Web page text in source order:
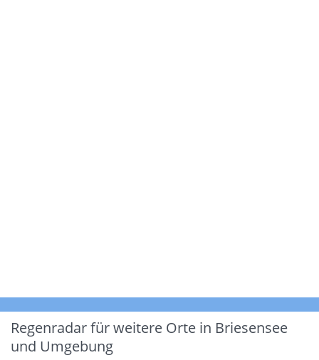
Regenradar für weitere Orte in Briesensee
und Umgebung